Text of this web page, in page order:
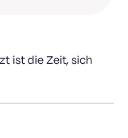
ist die Zeit, sich